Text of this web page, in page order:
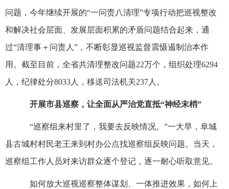
问题，今年继续开展的“一问责八清理”专项行动把巡视整改
和解决社会层面、发展层面积累的矛盾问题结合起来，通
过“清理事＋问责人”，不断彰显巡视监督震慑遏制治本作
用。截至目前，全省共清理整改问题22万个，组织处理6294
人，纪律处分8033人，移送司法机关237人。
开展市县巡察，让全面从严治党直抵“神经末梢”
“巡察组来村里了，我要去反映情况。”一大早，阜城
县古城村村民老王来到村办公点找巡察组反映问题。当天，
巡察组工作人员对来访群众逐个登记，逐一耐心听取意见。
如何放大巡视巡察整体谋划、一体推进效果，如何上